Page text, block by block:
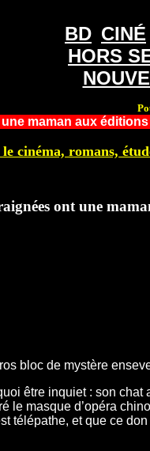
BD CINÉ
HORS
maman aux
cinéma, romans,
ont une
bloc de mystère
être inquiet : son chat
le masque d’opéra
télépathe, et que ce